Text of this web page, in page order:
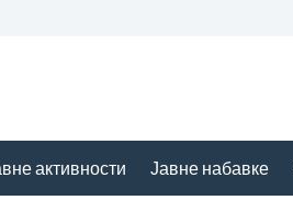
активности Јавне набавке